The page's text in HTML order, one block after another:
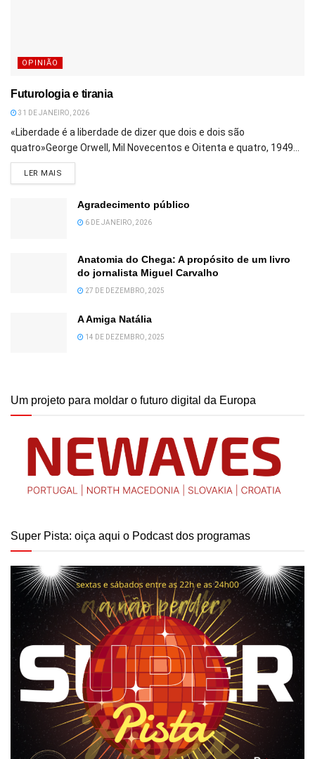
OPINIÃO
Futurologia e tirania
31 DE JANEIRO, 2026
«Liberdade é a liberdade de dizer que dois e dois são
quatro»George Orwell, Mil Novecentos e Oitenta e quatro, 1949...
LER MAIS
Agradecimento público
6 DE JANEIRO, 2026
Anatomia do Chega: A propósito de um livro
do jornalista Miguel Carvalho
27 DE DEZEMBRO, 2025
A Amiga Natália
14 DE DEZEMBRO, 2025
Um projeto para moldar o futuro digital da Europa
Super Pista: oiça aqui o Podcast dos programas